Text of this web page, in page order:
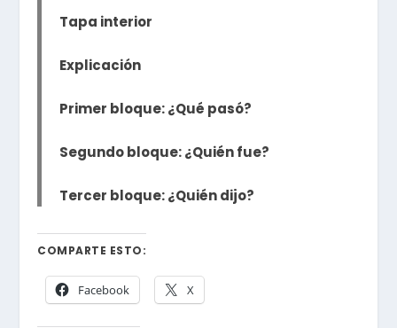
Tapa interior
Explicación
Primer bloque: ¿Qué pasó?
Segundo bloque: ¿Quién fue?
Tercer bloque: ¿Quién dijo?
COMPARTE ESTO:
Facebook X